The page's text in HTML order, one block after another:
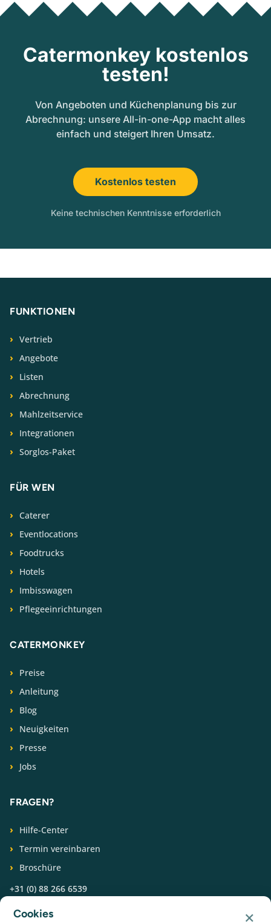
Catermonkey kostenlos
testen!
Von Angeboten und Küchenplanung bis zur
Abrechnung: unsere All-in-one-App macht alles
einfach und steigert Ihren Umsatz.
Kostenlos testen
Keine technischen Kenntnisse erforderlich
FUNKTIONEN
Vertrieb
Angebote
Listen
Abrechnung
Mahlzeitservice
Integrationen
Sorglos-Paket
FÜR WEN
Caterer
Eventlocations
Foodtrucks
Hotels
Imbisswagen
Pflegeeinrichtungen
CATERMONKEY
Preise
Anleitung
Blog
Neuigkeiten
Presse
Jobs
FRAGEN?
Hilfe-Center
Termin vereinbaren
Broschüre
+31 (0) 88 266 6539
FOLGEN SIE UNS
Cookies ×